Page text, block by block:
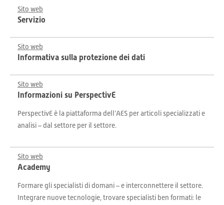
Sito web
Servizio
Sito web
Informativa sulla protezione dei dati
Sito web
Informazioni su PerspectivE
PerspectivE è la piattaforma dell’AES per articoli specializzati e
analisi – dal settore per il settore.
Sito web
Academy
Formare gli specialisti di domani – e interconnettere il settore.
Integrare nuove tecnologie, trovare specialisti ben formati: le